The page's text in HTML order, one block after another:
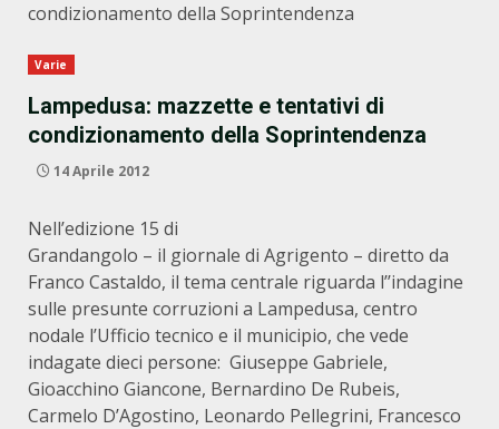
condizionamento della Soprintendenza
Varie
Lampedusa: mazzette e tentativi di
condizionamento della Soprintendenza
14 Aprile 2012
Nell’edizione 15 di
Grandangolo – il giornale di Agrigento – diretto da
Franco Castaldo, il tema centrale riguarda l’’indagine
sulle presunte corruzioni a Lampedusa, centro
nodale l’Ufficio tecnico e il municipio, che vede
indagate dieci persone: Giuseppe Gabriele,
Gioacchino Giancone, Bernardino De Rubeis,
Carmelo D’Agostino, Leonardo Pellegrini, Francesco